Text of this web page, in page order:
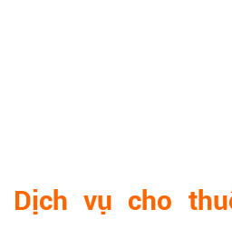
Dịch vụ cho